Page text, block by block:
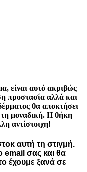
είναι αυτό ακριβώς
προστασία αλλά και
θα αποκτήσει
τη μοναδική. Η θήκη
αντίστοιχη!
αυτή τη στιγμή.
email σας και θα
έχουμε ξανά σε